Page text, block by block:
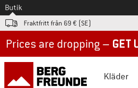
Till
Butik
Fraktfritt från 69 € (SE)
Kläder